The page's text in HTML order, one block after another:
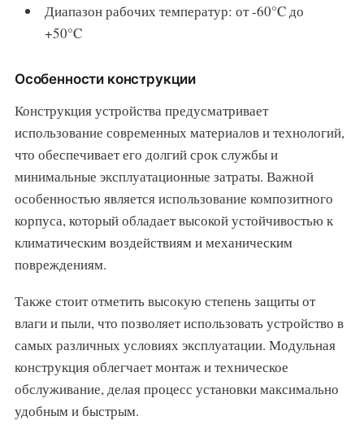
Диапазон рабочих температур: от -60°C до
+50°C
Особенности конструкции
Конструкция устройства предусматривает
использование современных материалов и технологий,
что обеспечивает его долгий срок службы и
минимальные эксплуатационные затраты. Важной
особенностью является использование композитного
корпуса, который обладает высокой устойчивостью к
климатическим воздействиям и механическим
повреждениям.
Также стоит отметить высокую степень защиты от
влаги и пыли, что позволяет использовать устройство в
самых различных условиях эксплуатации. Модульная
конструкция облегчает монтаж и техническое
обслуживание, делая процесс установки максимально
удобным и быстрым.